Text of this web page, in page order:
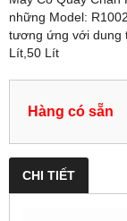
những Model:
tương ứng với dung
Lít,50 Lít
Hàng có sẵn
CHI TIẾT